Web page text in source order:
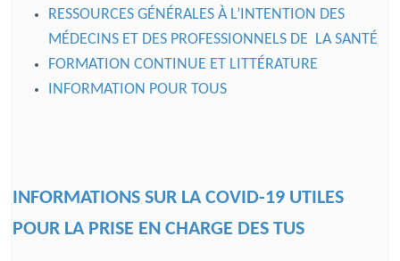
RESSOURCES GÉNÉRALES À L’INTENTION DES
MÉDECINS ET DES PROFESSIONNELS DE LA SANTÉ
FORMATION CONTINUE ET LITTÉRATURE
INFORMATION POUR TOUS
INFORMATIONS SUR LA COVID-19 UTILES
POUR LA PRISE EN CHARGE DES TUS